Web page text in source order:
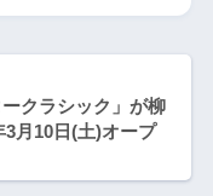
クラシック」が柳
月10日(土)オープ